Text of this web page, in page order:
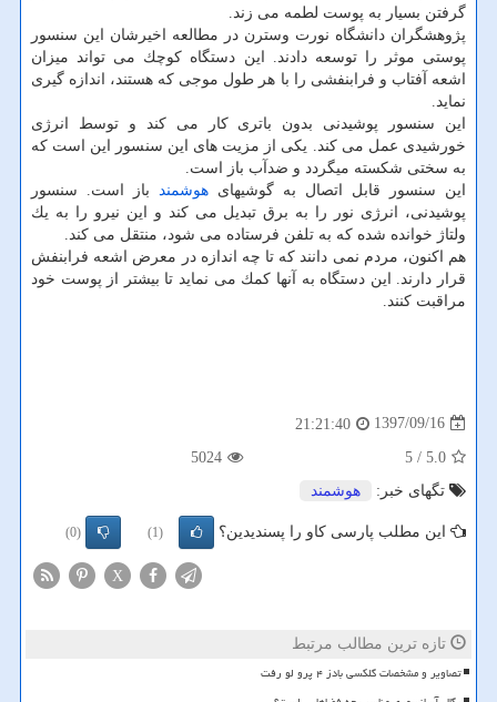
گرفتن بسیار به پوست لطمه می زند.
پژوهشگران دانشگاه نورت وسترن در مطالعه اخیرشان این سنسور
پوستی موثر را توسعه دادند. این دستگاه كوچك می تواند میزان
اشعه آفتاب و فرابنفشی را با هر طول موجی كه هستند، اندازه گیری
نماید.
این سنسور پوشیدنی بدون باتری كار می كند و توسط انرژی
خورشیدی عمل می كند. یكی از مزیت های این سنسور این است كه
به سختی شكسته میگردد و ضدآب باز است.
این سنسور قابل اتصال به گوشیهای هوشمند باز است. سنسور
پوشیدنی، انرژی نور را به برق تبدیل می كند و این نیرو را به یك
ولتاژ خوانده شده كه به تلفن فرستاده می شود، منتقل می كند.
هم اكنون، مردم نمی دانند كه تا چه اندازه در معرض اشعه فرابنفش
قرار دارند. این دستگاه به آنها كمك می نماید تا بیشتر از پوست خود
مراقبت كنند.
1397/09/16
21:21:40
5.0
/ 5
5024
تگهای خبر:
هوشمند
این مطلب پارسی کاو را پسندیدین؟ (1)
(0)
X
تازه ترین مطالب مرتبط
تصاویر و مشخصات گلکسی بادز ۴ پرو لو رفت